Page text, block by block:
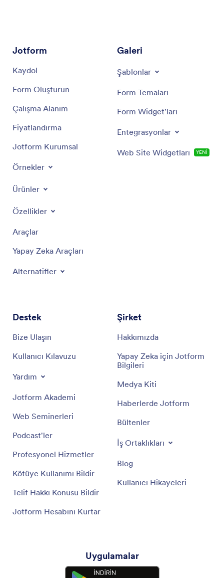
Jotform
Kaydol
Form Oluşturun
Çalışma Alanım
Fiyatlandırma
Jotform Kurumsal
Örnekler
Ürünler
Özellikler
Araçlar
Yapay Zeka Araçları
Alternatifler
Galeri
Şablonlar
Form Temaları
Form Widget'ları
Entegrasyonlar
Web Site Widgetları YENİ
Destek
Bize Ulaşın
Kullanıcı Kılavuzu
Yardım
Jotform Akademi
Web Seminerleri
Podcast'ler
Profesyonel Hizmetler
Kötüye Kullanımı Bildir
Telif Hakkı Konusu Bildir
Jotform Hesabını Kurtar
Şirket
Hakkımızda
Yapay Zeka için Jotform
Bilgileri
Medya Kiti
Haberlerde Jotform
Bültenler
İş Ortaklıkları
Blog
Kullanıcı Hikayeleri
Uygulamalar